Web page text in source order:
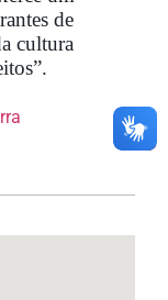
de
cultura